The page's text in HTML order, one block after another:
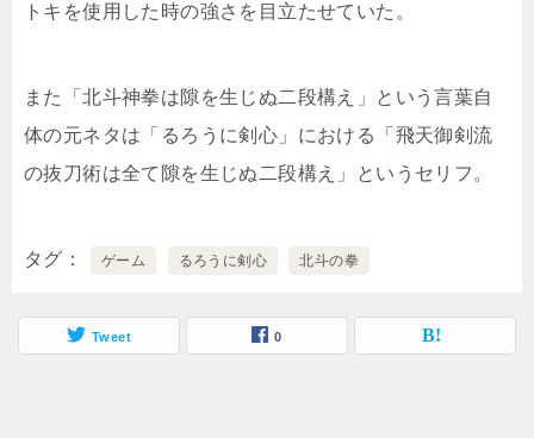
トキを使用した時の強さを目立たせていた。
また「北斗神拳は隙を生じぬ二段構え」という言葉自
体の元ネタは「るろうに剣心」における「飛天御剣流
の抜刀術は全て隙を生じぬ二段構え」というセリフ。
タグ ゲーム るろうに剣心 北斗の拳
Tweet 0